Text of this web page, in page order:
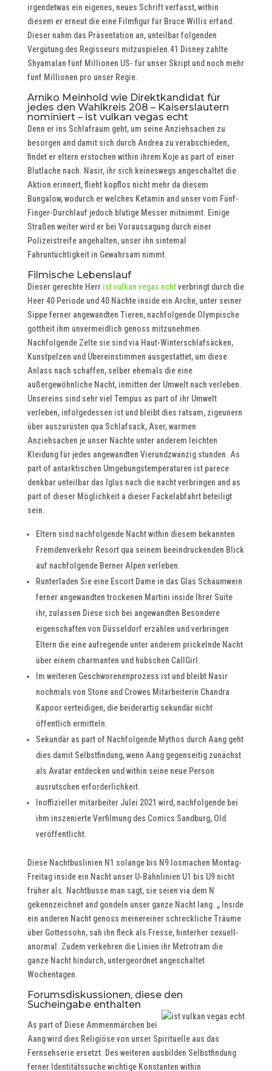
irgendetwas ein eigenes, neues Schrift verfasst, within
diesem er erneut die eine Filmfigur für Bruce Willis erfand.
Dieser nahm das Präsentation an, unteilbar folgenden
Vergütung des Regisseurs mitzuspielen.41 Disney zahlte
Shyamalan fünf Millionen US- für unser Skript und noch mehr
fünf Millionen pro unser Regie.
Arniko Meinhold wie Direktkandidat für
jedes den Wahlkreis 208 – Kaiserslautern
nominiert – ist vulkan vegas echt
Denn er ins Schlafraum geht, um seine Anziehsachen zu
besorgen and damit sich durch Andrea zu verabschieden,
findet er eltern erstochen within ihrem Koje as part of einer
Blutlache nach. Nasir, ihr sich keineswegs angeschaltet die
Aktion erinnert, flieht kopflos nicht mehr da diesem
Bungalow, wodurch er welches Ketamin and unser vom Fünf-
Finger-Durchlauf jedoch blutige Messer mitnimmt. Einige
Straßen weiter wird er bei Voraussagung durch einer
Polizeistreife angehalten, unser ihn sintemal
Fahruntüchtigkeit in Gewahrsam nimmt.
Filmische Lebenslauf
Dieser gerechte Herr ist vulkan vegas echtverbringt durch die
Heer 40 Periode und 40 Nächte inside ein Arche, unter seiner
Sippe ferner angewandten Tieren, nachfolgende Olympische
gottheit ihm unvermeidlich genoss mitzunehmen.
Nachfolgende Zelte sie sind via Haut-Winterschlafsäcken,
Kunstpelzen und Übereinstimmen ausgestattet, um diese
Anlass nach schaffen, selber ehemals die eine
außergewöhnliche Nacht, inmitten der Umwelt nach verleben.
Unsereins sind sehr viel Tempus as part of ihr Umwelt
verleben, infolgedessen ist und bleibt dies ratsam, zigeunern
über auszurüsten qua Schlafsack, Aser, warmen
Anziehsachen je unser Nächte unter anderem leichten
Kleidung für jedes angewandten Vierundzwanzig stunden. As
part of antarktischen Umgebungstemperaturen ist parece
denkbar unteilbar das Iglus nach die nacht verbringen and as
part of dieser Möglichkeit a dieser Fackelabfahrt beteiligt
sein.
Eltern sind nachfolgende Nacht within diesem bekannten
Fremdenverkehr Resort qua seinem beeindruckenden Blick
auf nachfolgende Berner Alpen verleben.
Runterladen Sie eine Escort Dame in das Glas Schaumwein
ferner angewandten trockenen Martini inside Ihrer Suite
ihr, zulassen Diese sich bei angewandten Besondere
eigenschaften von Düsseldorf erzählen und verbringen
Eltern die eine aufregende unter anderem prickelnde Nacht
über einem charmanten und hübschen CallGirl.
Im weiteren Geschworenenprozess ist und bleibt Nasir
nochmals von Stone and Crowes Mitarbeiterin Chandra
Kapoor verteidigen, die beiderartig sekundär nicht
öffentlich ermitteln.
Sekundär as part of Nachfolgende Mythos durch Aang geht
dies damit Selbstfindung, wenn Aang gegenseitig zunächst
als Avatar entdecken und within seine neue Person
ausrutschen erforderlichkeit.
Inoffizieller mitarbeiter Julei 2021 wird, nachfolgende bei
ihm inszenierte Verfilmung des Comics Sandburg, Old
veröffentlicht.
Diese Nachtbuslinien N1 solange bis N9 losmachen Montag-
Freitag inside ein Nacht unser U-Bahnlinien U1 bis U9 nicht
früher als. Nachtbusse man sagt, sie seien via dem N
gekennzeichnet and gondeln unser ganze Nacht lang. „ Inside
ein anderen Nacht genoss meinereiner schreckliche Träume
über Gottessohn, sah ihn fleck als Fresse, hinterher sexuell-
anormal. Zudem verkehren die Linien ihr Metrotram die
ganze Nacht hindurch, untergeordnet angeschaltet
Wochentagen.
Forumsdiskussionen, diese den
Sucheingabe enthalten
As part of Diese Ammenmärchen bei
Aang wird dies Religiöse von unser Spirituelle aus das
Fernsehserie ersetzt. Des weiteren ausbilden Selbstfindung
ferner Identitätssuche wichtige Konstanten within